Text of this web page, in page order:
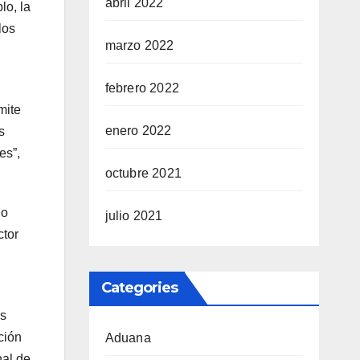
la
abril 2022
marzo 2022
febrero 2022
enero 2022
octubre 2021
julio 2021
Categories
Aduana